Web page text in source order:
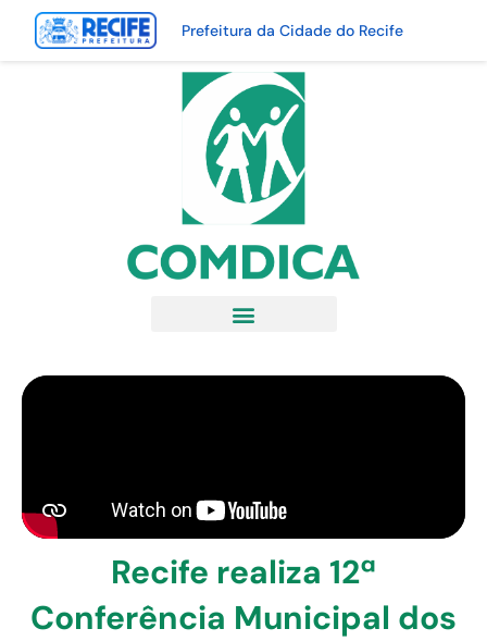
Prefeitura da Cidade do Recife
Recife realiza 12ª
Conferência Municipal dos